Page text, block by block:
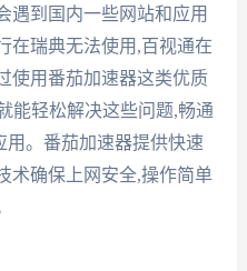
遇到国内一些网站和应用
在瑞典无法使用,百视通在
使用番茄加速器这类优质
能轻松解决这些问题,畅通
。番茄加速器提供快速
术确保上网安全,操作简单